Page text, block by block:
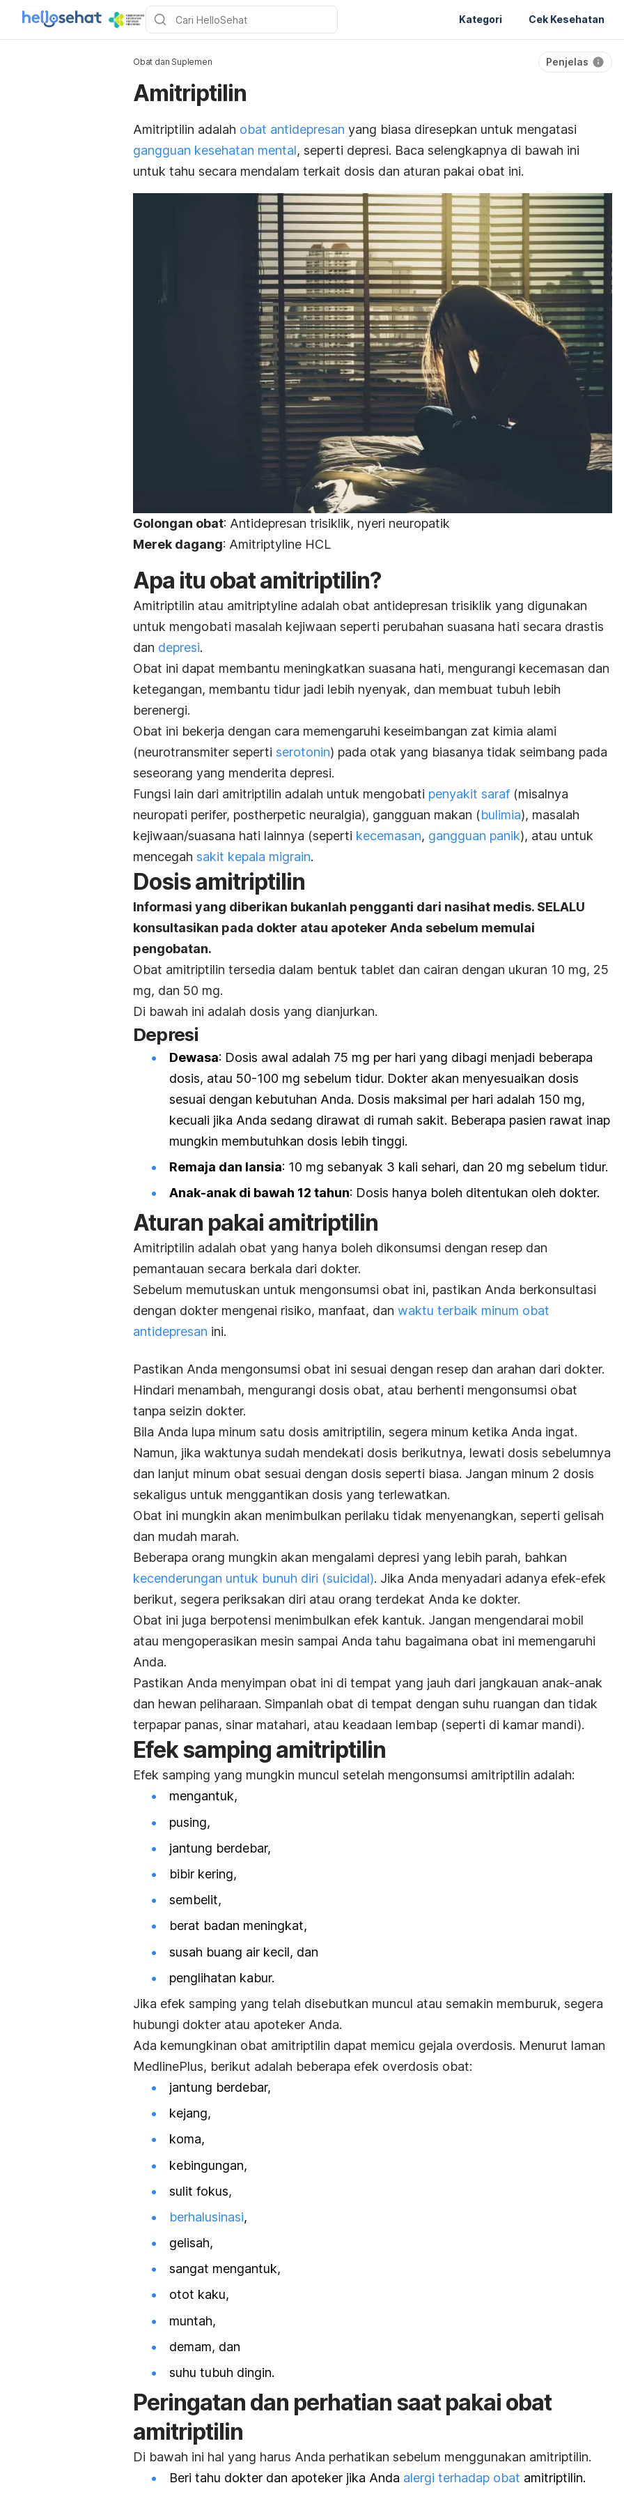
Kategori Cek Kesehatan
Obat dan Suplemen Penjelas
Amitriptilin
Amitriptilin adalah obat antidepresan yang biasa diresepkan untuk mengatasi
gangguan kesehatan mental, seperti depresi. Baca selengkapnya di bawah ini
untuk tahu secara mendalam terkait dosis dan aturan pakai obat ini.
Golongan obat: Antidepresan trisiklik, nyeri neuropatik
Merek dagang: Amitriptyline HCL
Apa itu obat amitriptilin?
Amitriptilin atau amitriptyline adalah obat antidepresan trisiklik yang digunakan
untuk mengobati masalah kejiwaan seperti perubahan suasana hati secara drastis
dan depresi.
Obat ini dapat membantu meningkatkan suasana hati, mengurangi kecemasan dan
ketegangan, membantu tidur jadi lebih nyenyak, dan membuat tubuh lebih
berenergi.
Obat ini bekerja dengan cara memengaruhi keseimbangan zat kimia alami
(neurotransmiter seperti serotonin) pada otak yang biasanya tidak seimbang pada
seseorang yang menderita depresi.
Fungsi lain dari amitriptilin adalah untuk mengobati penyakit saraf (misalnya
neuropati perifer, postherpetic neuralgia), gangguan makan (bulimia), masalah
kejiwaan/suasana hati lainnya (seperti kecemasan, gangguan panik), atau untuk
mencegah sakit kepala migrain.
Dosis amitriptilin
Informasi yang diberikan bukanlah pengganti dari nasihat medis. SELALU
konsultasikan pada dokter atau apoteker Anda sebelum memulai
pengobatan.
Obat amitriptilin tersedia dalam bentuk tablet dan cairan dengan ukuran 10 mg, 25
mg, dan 50 mg.
Di bawah ini adalah dosis yang dianjurkan.
Depresi
Dewasa: Dosis awal adalah 75 mg per hari yang dibagi menjadi beberapa
dosis, atau 50-100 mg sebelum tidur. Dokter akan menyesuaikan dosis
sesuai dengan kebutuhan Anda. Dosis maksimal per hari adalah 150 mg,
kecuali jika Anda sedang dirawat di rumah sakit. Beberapa pasien rawat inap
mungkin membutuhkan dosis lebih tinggi.
Remaja dan lansia: 10 mg sebanyak 3 kali sehari, dan 20 mg sebelum tidur.
Anak-anak di bawah 12 tahun: Dosis hanya boleh ditentukan oleh dokter.
Aturan pakai amitriptilin
Amitriptilin adalah obat yang hanya boleh dikonsumsi dengan resep dan
pemantauan secara berkala dari dokter.
Sebelum memutuskan untuk mengonsumsi obat ini, pastikan Anda berkonsultasi
dengan dokter mengenai risiko, manfaat, dan waktu terbaik minum obat
antidepresan ini.
Pastikan Anda mengonsumsi obat ini sesuai dengan resep dan arahan dari dokter.
Hindari menambah, mengurangi dosis obat, atau berhenti mengonsumsi obat
tanpa seizin dokter.
Bila Anda lupa minum satu dosis amitriptilin, segera minum ketika Anda ingat.
Namun, jika waktunya sudah mendekati dosis berikutnya, lewati dosis sebelumnya
dan lanjut minum obat sesuai dengan dosis seperti biasa. Jangan minum 2 dosis
sekaligus untuk menggantikan dosis yang terlewatkan.
Obat ini mungkin akan menimbulkan perilaku tidak menyenangkan, seperti gelisah
dan mudah marah.
Beberapa orang mungkin akan mengalami depresi yang lebih parah, bahkan
kecenderungan untuk bunuh diri (suicidal). Jika Anda menyadari adanya efek-efek
berikut, segera periksakan diri atau orang terdekat Anda ke dokter.
Obat ini juga berpotensi menimbulkan efek kantuk. Jangan mengendarai mobil
atau mengoperasikan mesin sampai Anda tahu bagaimana obat ini memengaruhi
Anda.
Pastikan Anda menyimpan obat ini di tempat yang jauh dari jangkauan anak-anak
dan hewan peliharaan. Simpanlah obat di tempat dengan suhu ruangan dan tidak
terpapar panas, sinar matahari, atau keadaan lembap (seperti di kamar mandi).
Efek samping amitriptilin
Efek samping yang mungkin muncul setelah mengonsumsi amitriptilin adalah:
mengantuk,
pusing,
jantung berdebar,
bibir kering,
sembelit,
berat badan meningkat,
susah buang air kecil, dan
penglihatan kabur.
Jika efek samping yang telah disebutkan muncul atau semakin memburuk, segera
hubungi dokter atau apoteker Anda.
Ada kemungkinan obat amitriptilin dapat memicu gejala overdosis. Menurut laman
MedlinePlus, berikut adalah beberapa efek overdosis obat:
jantung berdebar,
kejang,
koma,
kebingungan,
sulit fokus,
berhalusinasi,
gelisah,
sangat mengantuk,
otot kaku,
muntah,
demam, dan
suhu tubuh dingin.
Peringatan dan perhatian saat pakai obat
amitriptilin
Di bawah ini hal yang harus Anda perhatikan sebelum menggunakan amitriptilin.
Beri tahu dokter dan apoteker jika Anda alergi terhadap obat amitriptilin.